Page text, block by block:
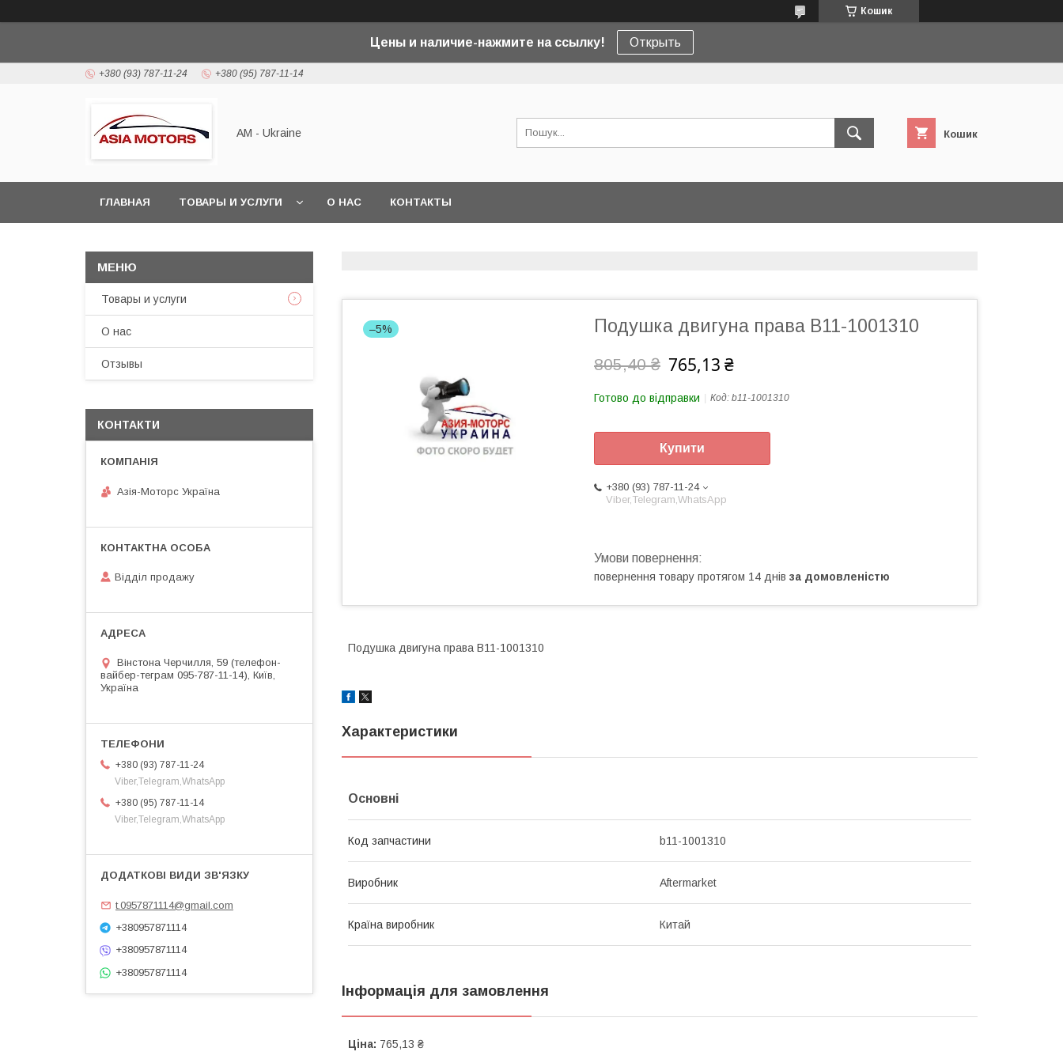
Кошик
Цены и наличие-нажмите на ссылку! Открыть
+380 (93) 787-11-24 +380 (95) 787-11-14
AM - Ukraine Кошик
ГЛАВНАЯ ТОВАРЫ И УСЛУГИ О НАС КОНТАКТЫ
–5% Подушка двигуна права B11-1001310
805,40 ₴ 765,13 ₴
Готово до відправки Код: b11-1001310
Купити
+380 (93) 787-11-24
Viber,Telegram,WhatsApp
повернення товару протягом 14 днів за домовленістю
Подушка двигуна права B11-1001310
Характеристики
Основні
Код запчастини b11-1001310
Виробник Aftermarket
Країна виробник Китай
Інформація для замовлення
Ціна: 765,13 ₴
Товары и услуги
О нас
Отзывы
КОНТАКТИ
Азія-Моторс Україна
Відділ продажу
Вінстона Черчилля, 59 (телефон-
вайбер-теграм 095-787-11-14), Київ,
Україна
+380 (93) 787-11-24
Viber,Telegram,WhatsApp
+380 (95) 787-11-14
Viber,Telegram,WhatsApp
t.0957871114@gmail.com
+380957871114
+380957871114
+380957871114